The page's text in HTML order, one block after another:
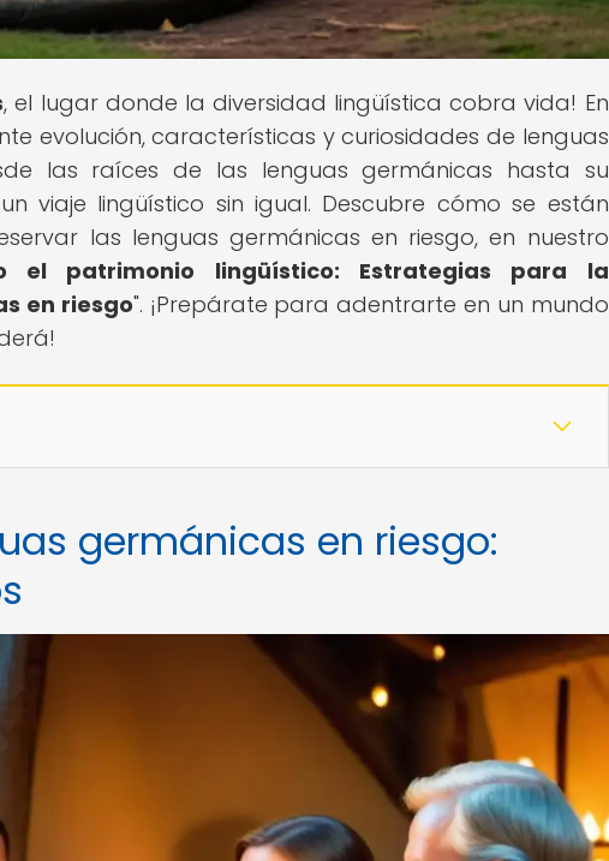
, el lugar donde la diversidad lingüística cobra vida! En
evolución, características y curiosidades de lenguas
las raíces de las lenguas germánicas hasta su
viaje lingüístico sin igual. Descubre cómo se están
las lenguas germánicas en riesgo, en nuestro
el patrimonio lingüístico: Estrategias para la
en riesgo". ¡Prepárate para adentrarte en un mundo
germánicas en riesgo: